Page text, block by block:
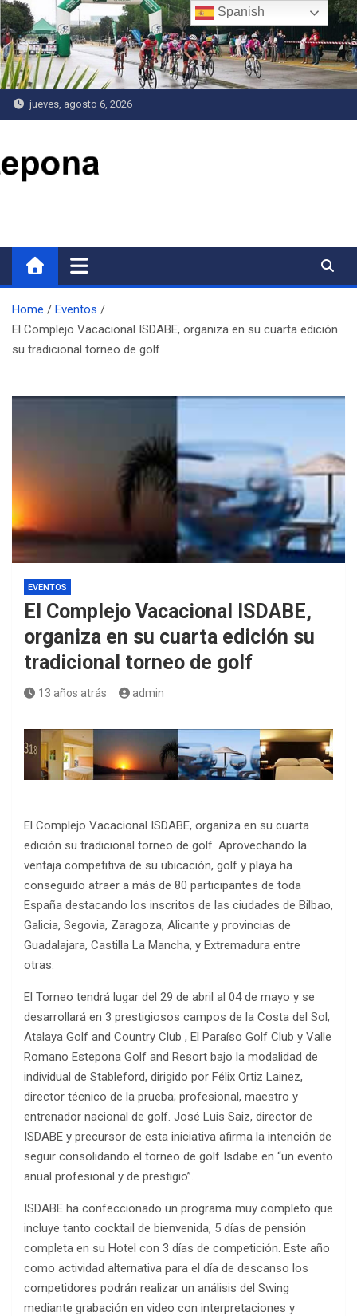
Saltar
al
contenido
jueves, agosto 6, 2026
Home
Eventos
El Complejo Vacacional ISDABE, organiza en su cuarta edición
su tradicional torneo de golf
EVENTOS
El Complejo Vacacional ISDABE,
organiza en su cuarta edición su
tradicional torneo de golf
13 años atrás admin
El Complejo Vacacional ISDABE, organiza en su cuarta
edición su tradicional torneo de golf. Aprovechando la
ventaja competitiva de su ubicación, golf y playa ha
conseguido atraer a más de 80 participantes de toda
España destacando los inscritos de las ciudades de Bilbao,
Galicia, Segovia, Zaragoza, Alicante y provincias de
Guadalajara, Castilla La Mancha, y Extremadura entre
otras.
El Torneo tendrá lugar del 29 de abril al 04 de mayo y se
desarrollará en 3 prestigiosos campos de la Costa del Sol;
Atalaya Golf and Country Club , El Paraíso Golf Club y Valle
Romano Estepona Golf and Resort bajo la modalidad de
individual de Stableford, dirigido por Félix Ortiz Lainez,
director técnico de la prueba; profesional, maestro y
entrenador nacional de golf. José Luis Saiz, director de
ISDABE y precursor de esta iniciativa afirma la intención de
seguir consolidando el torneo de golf Isdabe en “un evento
anual profesional y de prestigio”.
ISDABE ha confeccionado un programa muy completo que
incluye tanto cocktail de bienvenida, 5 días de pensión
completa en su Hotel con 3 días de competición. Este año
como actividad alternativa para el día de descanso los
competidores podrán realizar un análisis del Swing
mediante grabación en video con interpretaciones y
Spanish